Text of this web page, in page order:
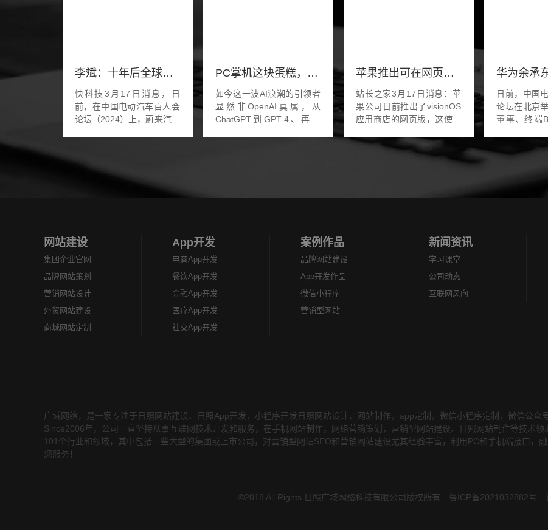
李斌：十年后全球智能电动车企十强中国占一半 比亚迪、吉利已预订席位
快科技3月17日消息，日
前，在中国电动汽车百人会
论坛（2024）上，蔚来汽车
有五家是中国公司，在...
PC掌机这块蛋糕，如今英伟达似乎也看上了
如今这一波AI浪潮的引领者
显然非OpenAI莫属，从
ChatGPT到GPT-4、再到
苹果推出可在网页端浏览的 Vision Pro 应用程序商店
站长之家3月17日消息：苹
果公司日前推出了visionOS
应用商店的网页版，这使得
者能够在线查看适用于该设
备的各种应用程序。正如
日前，中国
论坛在北京
董事、终端
东参加并发
回应了智界
网站建设
集团企业官网
品牌网站策划
营销网站设计
外贸网站建设
商城网站定制
App开发
电商App开发
餐饮App开发
金融App开发
医疗App开发
社交App开发
案例作品
品牌网站建设
App开发作品
微信小程序
营销型网站
新闻资讯
学习课堂
公司动态
互联网风向
广域网络，是一家专注于 日照网站建设、 日照App开发 ，小程序开发日照网站设计，网站制作，app定制，微信小程序定制，微信公众
Since2006年，公司一直坚持从事互联网技术开发和服务，在手机网站制作，网络营销策划，营销型网站建设、日照网站制作等技术
101个行业和领域，其中包括一些大型的集团或上市公司，对营销型网站SEO和营销网站建设尤其经验丰富，利用PC和手机端接口，
您服务！
©2018 All Rights 日照广域网络科技有限公司版权所有 鲁ICP备2021032882号